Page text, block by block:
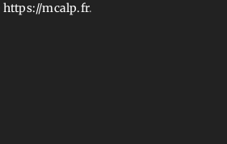
https://mcalp.fr.